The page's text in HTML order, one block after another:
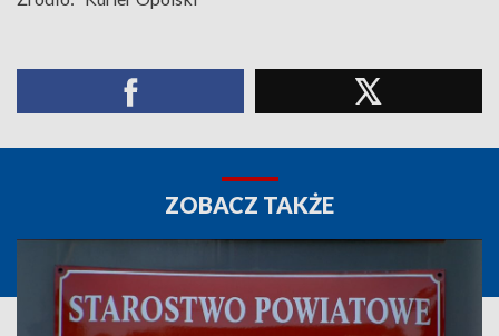
ZOBACZ TAKŻE